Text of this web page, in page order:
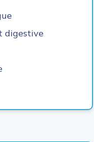
digestive